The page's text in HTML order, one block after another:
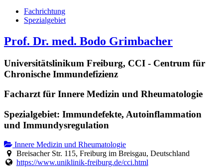
Fachrichtung
Spezialgebiet
Prof. Dr. med. Bodo Grimbacher
Universitätslinikum Freiburg, CCI - Centrum für
Chronische Immundefizienz
Facharzt für Innere Medizin und Rheumatologie
Spezialgebiet: Immundefekte, Autoinflammation
und Immundysregulation
Innere Medizin und Rheumatologie
Breisacher Str. 115, Freiburg im Breisgau, Deutschland
https://www.uniklinik-freiburg.de/cci.html